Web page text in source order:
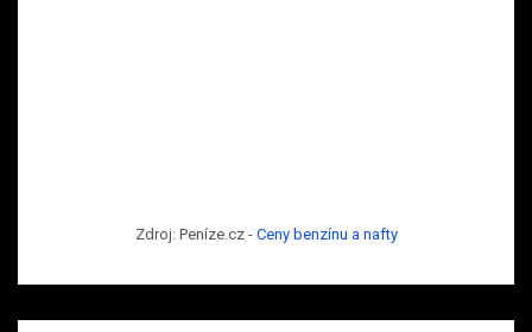
Zdroj: Peníze.cz - Ceny benzínu a nafty